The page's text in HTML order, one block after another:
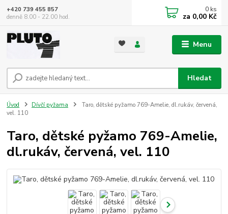
Menu
Hledat
+420 739 455 857
denně 8.00 - 22.00 hod.
0 ks
za 0,00 Kč
Úvod Dívčí pyžama
Taro, dětské pyžamo 769-Amelie, dl.rukáv, červená,
vel. 110
Taro, dětské pyžamo 769-Amelie,
dl.rukáv, červená, vel. 110